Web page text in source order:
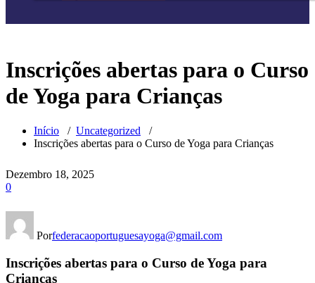
Inscrições abertas para o Curso
de Yoga para Crianças
Início / Uncategorized /
Inscrições abertas para o Curso de Yoga para Crianças
Dezembro 18, 2025
0
Porfederacaoportuguesayoga@gmail.com
Inscrições abertas para o Curso de Yoga para
Crianças